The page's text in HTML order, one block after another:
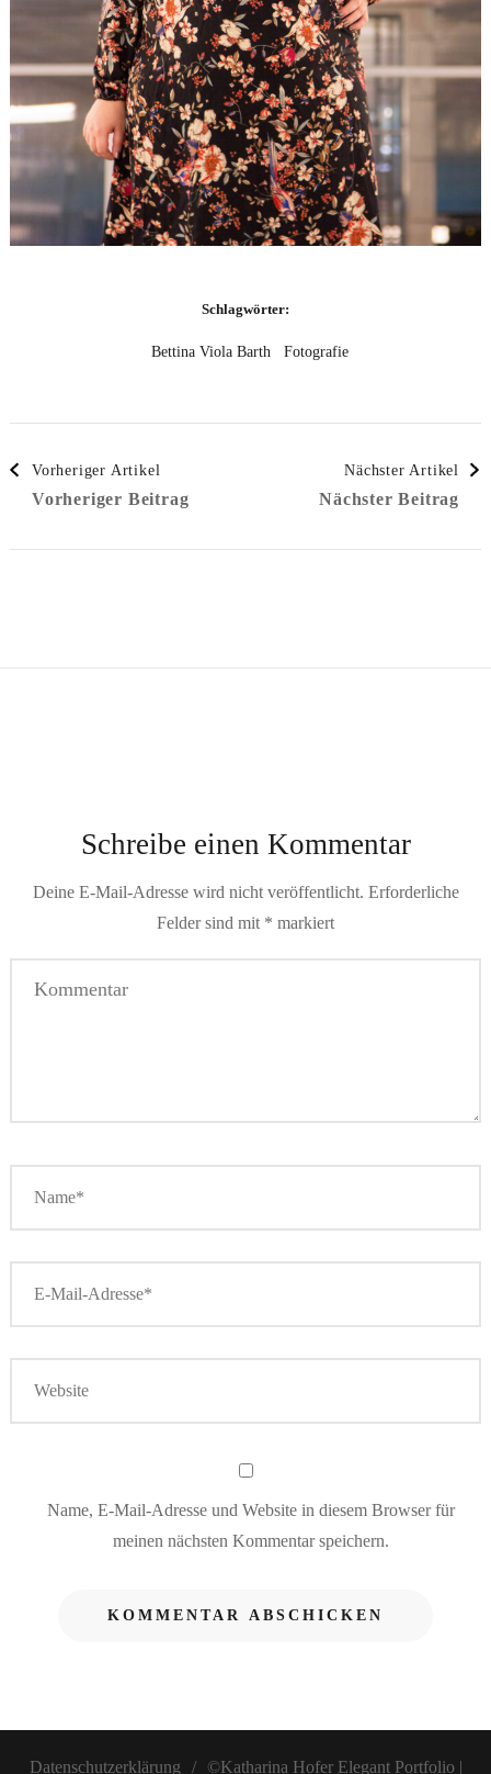
Schlagwörter:
Bettina Viola Barth Fotografie
Beitragsnavigation
Vorheriger Artikel
Vorheriger Beitrag
Nächster Artikel
Nächster Beitrag
Schreibe einen Kommentar
Deine E-Mail-Adresse wird nicht veröffentlicht. Erforderliche
Felder sind mit * markiert
Name, E-Mail-Adresse und Website in diesem Browser für
meinen nächsten Kommentar speichern.
Datenschutzerklärung ©Katharina Hofer Elegant Portfolio |